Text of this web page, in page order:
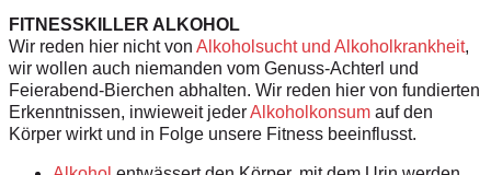
FITNESSKILLER ALKOHOL
Wir reden hier nicht von Alkoholsucht und Alkoholkrankheit,
wir wollen auch niemanden vom Genuss-Achterl und
Feierabend-Bierchen abhalten. Wir reden hier von fundierten
Erkenntnissen, inwieweit jederAlkoholkonsum auf den
Körper wirkt und in Folge unsere Fitness beeinflusst.